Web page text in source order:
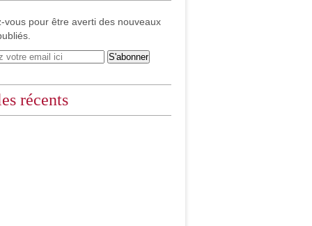
vous pour être averti des nouveaux
récents